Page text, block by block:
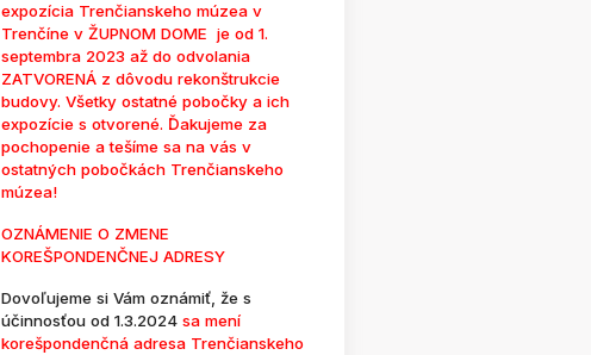
expozícia Trenčianskeho múzea v
Trenčíne v ŽUPNOM DOME je od 1.
septembra 2023 až do odvolania
ZATVORENÁ z dôvodu rekonštrukcie
budovy. Všetky ostatné pobočky a ich
expozície s otvorené. Ďakujeme za
pochopenie a tešíme sa na vás v
ostatných pobočkách Trenčianskeho
múzea!
OZNÁMENIE O ZMENE
KOREŠPONDENČNEJ ADRESY
Dovoľujeme si Vám oznámiť, že s
účinnosťou od 1.3.2024 sa mení
korešpondenčná adresa Trenčianskeho